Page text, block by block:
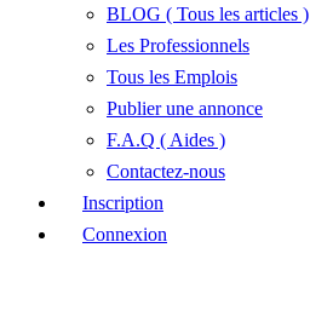
BLOG ( Tous les articles )
Les Professionnels
Tous les Emplois
Publier une annonce
F.A.Q ( Aides )
Contactez-nous
Inscription
Connexion